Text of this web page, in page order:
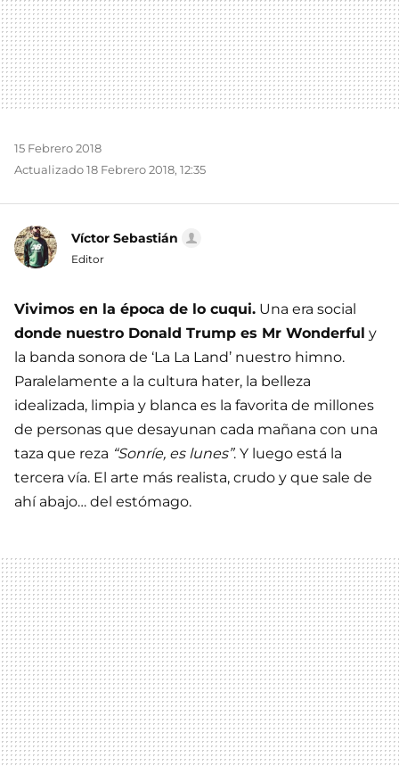
15 Febrero 2018
Actualizado 18 Febrero 2018, 12:35
Víctor Sebastián
Editor
Vivimos en la época de lo cuqui. Una era social
donde nuestro Donald Trump es Mr Wonderful y
la banda sonora de ‘La La Land’ nuestro himno.
Paralelamente a la cultura hater, la belleza
idealizada, limpia y blanca es la favorita de millones
de personas que desayunan cada mañana con una
taza que reza “Sonríe, es lunes”. Y luego está la
tercera vía. El arte más realista, crudo y que sale de
ahí abajo… del estómago.